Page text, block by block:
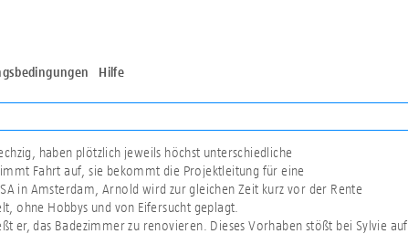
Hilfe
haben plötzlich jeweils höchst unterschiedliche
Fahrt auf, sie bekommt die Projektleitung für eine
in Amsterdam, Arnold wird zur gleichen Zeit kurz vor der Rente
ohne Hobbys und von Eifersucht geplagt.
er, das Badezimmer zu renovieren. Dieses Vorhaben stößt bei Sylvie auf